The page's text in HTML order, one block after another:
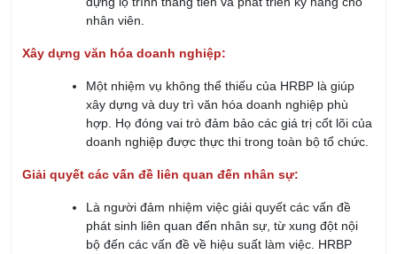
nhân viên.
Xây dựng văn hóa doanh nghiệp:
Một nhiệm vụ không thể thiếu của HRBP là giúp
xây dựng và duy trì văn hóa doanh nghiệp phù
hợp. Họ đóng vai trò đảm bảo các giá trị cốt lõi của
doanh nghiệp được thực thi trong toàn bộ tổ chức.
Giải quyết các vấn đề liên quan đến nhân sự:
Là người đảm nhiệm việc giải quyết các vấn đề
phát sinh liên quan đến nhân sự, từ xung đột nội
bộ đến các vấn đề về hiệu suất làm việc. HRBP